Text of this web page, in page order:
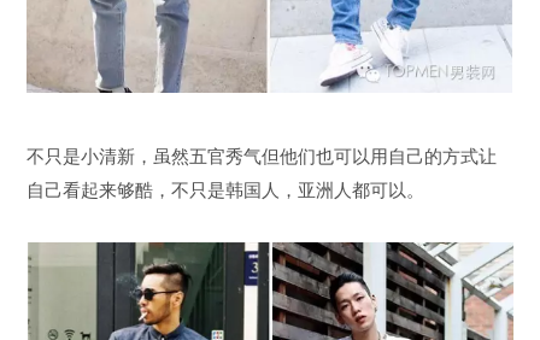
不只是小清新，虽然五官秀气但他们也可以用自己的方式让
自己看起来够酷，不只是韩国人，亚洲人都可以。